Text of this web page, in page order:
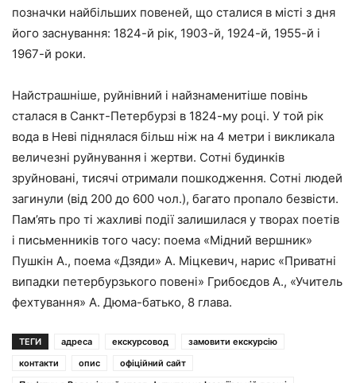
позначки найбільших повеней, що сталися в місті з дня
його заснування: 1824-й рік, 1903-й, 1924-й, 1955-й і
1967-й роки.
Найстрашніше, руйнівний і найзнаменитіше повінь
сталася в Санкт-Петербурзі в 1824-му році. У той рік
вода в Неві піднялася більш ніж на 4 метри і викликала
величезні руйнування і жертви. Сотні будинків
зруйновані, тисячі отримали пошкодження. Сотні людей
загинули (від 200 до 600 чол.), багато пропало безвісти.
Пам’ять про ті жахливі події залишилася у творах поетів
і письменників того часу: поема «Мідний вершник»
Пушкін А., поема «Дзяди» А. Міцкевич, нарис «Приватні
випадки петербурзького повені» Грибоєдов А., «Учитель
фехтування» А. Дюма-батько, 8 глава.
ТЕГИ адреса екскурсовод
замовити екскурсію
контакти
опис
офіційний сайт